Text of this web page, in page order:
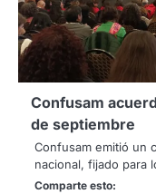
Confusam
de septiembre
Confusam emitió un
nacional, fijado para
Comparte esto: